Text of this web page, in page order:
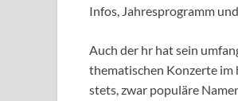
Infos, Jahresprogramm
Auch der hr hat sein
thematischen Konzerte im
stets, zwar populäre